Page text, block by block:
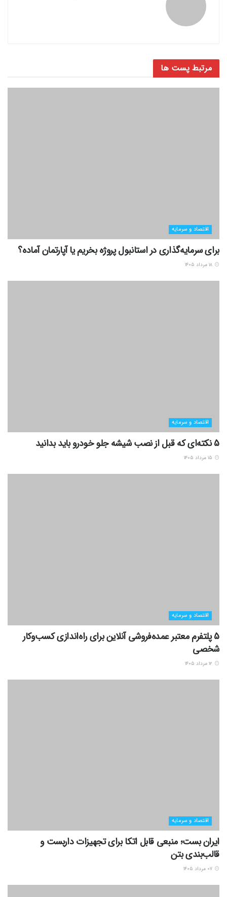
مرتبط پست ها
اقتصاد و سرمایه
برای سرمایه‌گذاری در استانبول پروژه بخریم یا آپارتمان آماده؟
اقتصاد و سرمایه
5 نکته‌ای که قبل از نصب شیشه جلو خودرو باید بدانید
اقتصاد و سرمایه
5 پلتفرم معتبر عمده‌فروشی آنلاین برای راه‌اندازی کسب‌وکار
شخصی
اقتصاد و سرمایه
ایران بست؛ منبعی قابل اتکا برای تجهیزات داربست و
قالب‌بندی بتن